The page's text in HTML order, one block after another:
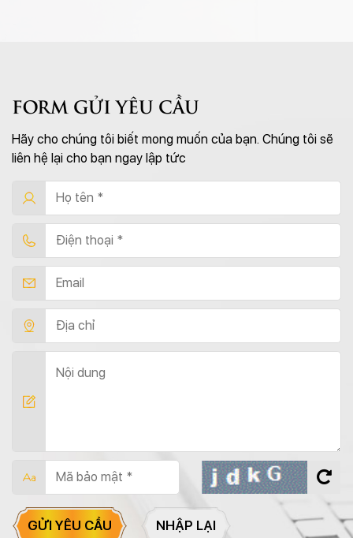
FORM GỬI YÊU CẦU
Hãy cho chúng tôi biết mong muốn của bạn. Chúng tôi sẽ
liên hệ lại cho bạn ngay lập tức
GỬI YÊU CẦU NHẬP LẠI